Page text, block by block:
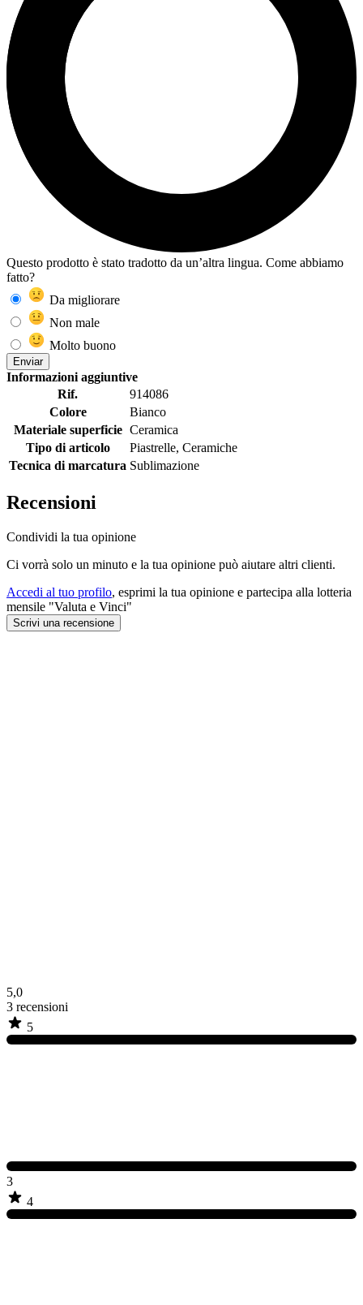
Questo prodotto è stato tradotto da un’altra lingua. Come abbiamo
fatto?
Da migliorare
Non male
Molto buono
Enviar
Informazioni aggiuntive
Rif.
914086
Colore
Bianco
Materiale superficie Ceramica
Tipo di articolo
Piastrelle, Ceramiche
Tecnica di marcatura Sublimazione
Recensioni
Condividi la tua opinione
Ci vorrà solo un minuto e la tua opinione può aiutare altri clienti.
Accedi al tuo profilo, esprimi la tua opinione e partecipa alla lotteria
mensile "Valuta e Vinci"
Scrivi una recensione
5,0
3 recensioni
5
3
4